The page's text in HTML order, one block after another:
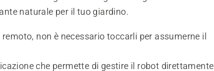
naturale per il tuo giardino.
non è necessario toccarli per assumerne il
che permette di gestire il robot direttamente